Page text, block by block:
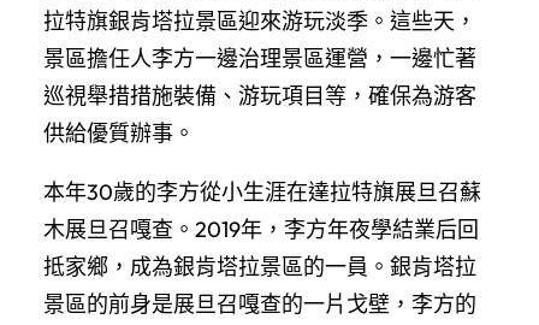
拉特旗銀肯塔拉景區迎來游玩淡季。這些天，
景區擔任人李方一邊治理景區運營，一邊忙著
巡視舉措措施裝備、游玩項目等，確保為游客
供給優質辦事。
本年30歲的李方從小生涯在達拉特旗展旦召蘇
木展旦召嘎查。2019年，李方年夜學結業后回
抵家鄉，成為銀肯塔拉景區的一員。銀肯塔拉
景區的前身是展旦召嘎查的一片戈壁，李方的